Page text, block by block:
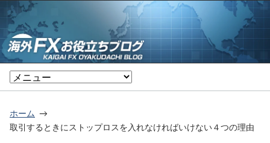
ホーム
取引するときにストップロスを入れなければいけない４つの理由